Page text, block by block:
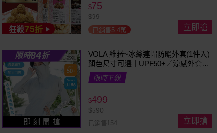
狂殺75折
$75
$99
已銷售5.4萬 立即搶
限時84折
即 刻 開 搶
VOLA 維菈~冰絲連帽防曬外套(1件入)
顏色尺寸可選｜UPF50+／涼感外套／
可拆帽簷／馬尾孔設計／機車族防曬
限時下殺
$499
$590
已銷售154 立即搶